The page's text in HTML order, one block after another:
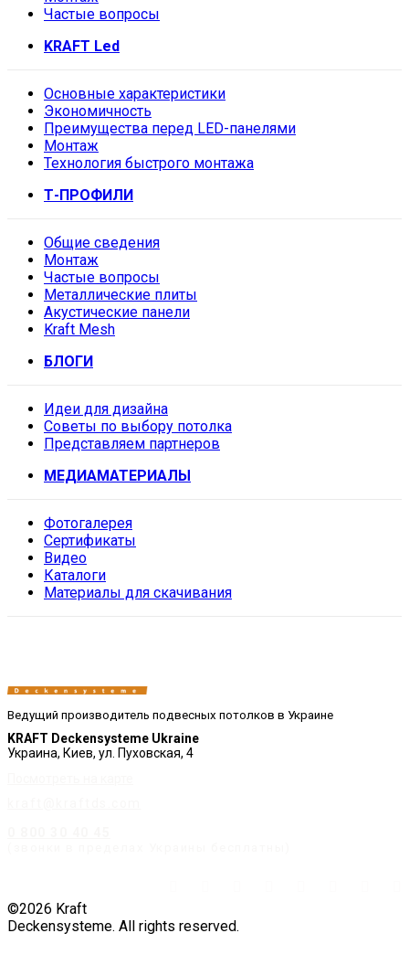
Частые вопросы
KRAFT Led
Основные характеристики
Экономичность
Преимущества перед LED-панелями
Монтаж
Технология быстрого монтажа
Т-ПРОФИЛИ
Общие сведения
Монтаж
Частые вопросы
Металлические плиты
Акустические панели
Kraft Mesh
БЛОГИ
Идеи для дизайна
Советы по выбору потолка
Представляем партнеров
МЕДИАМАТЕРИАЛЫ
Фотогалерея
Сертификаты
Видео
Каталоги
Материалы для скачивания
Ведущий производитель подвесных потолков в Украине
KRAFT Deckensysteme Ukraine
Украина, Киев, ул. Пуховская, 4
©2026 Kraft
Deckensysteme. All rights reserved.